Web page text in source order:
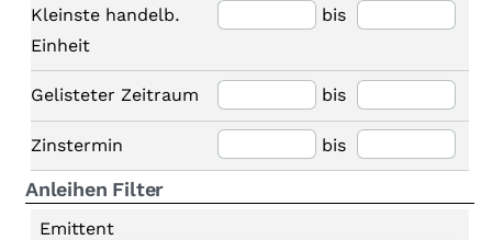
Kleinste handelb.
Einheit
bis
Gelisteter Zeitraum bis
Zinstermin bis
Anleihen Filter
Emittent